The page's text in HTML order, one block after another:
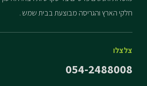
חלקי הארץ והגריסה מבוצעת בבית שמש .
צלצלו
054-2488008